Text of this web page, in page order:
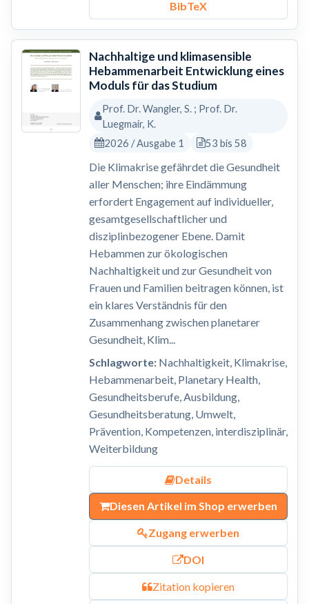
BibTeX
Nachhaltige und klimasensible
Hebammenarbeit Entwicklung eines
Moduls für das Studium
Prof. Dr. Wangler, S. ; Prof. Dr.
Luegmair, K.
2026 / Ausgabe 1
53 bis 58
Die Klimakrise gefährdet die Gesundheit
aller Menschen; ihre Eindämmung
erfordert Engagement auf individueller,
gesamtgesellschaftlicher und
disziplinbezogener Ebene. Damit
Hebammen zur ökologischen
Nachhaltigkeit und zur Gesundheit von
Frauen und Familien beitragen können, ist
ein klares Verständnis für den
Zusammenhang zwischen planetarer
Gesundheit, Klim...
Schlagworte:Nachhaltigkeit, Klimakrise,
Hebammenarbeit, Planetary Health,
Gesundheitsberufe, Ausbildung,
Gesundheitsberatung, Umwelt,
Prävention, Kompetenzen, interdisziplinär,
Weiterbildung
Details
Diesen Artikel im Shop erwerben
Zugang erwerben
DOI
Zitation kopieren